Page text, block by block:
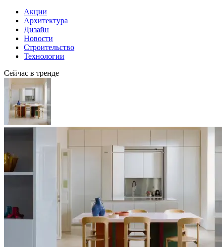
Акции
Архитектура
Дизайн
Новости
Строительство
Технологии
Сейчас в тренде